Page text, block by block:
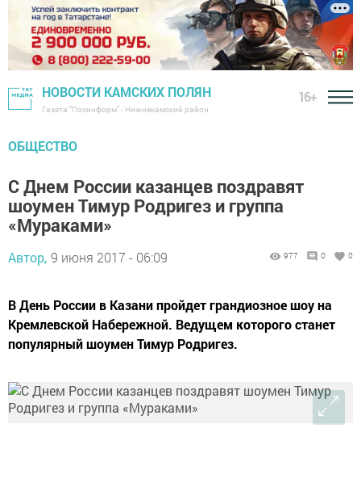
НОВОСТИ КАМСКИХ ПОЛЯН
Газета "Посинформ" - Нижнекамский район
16+
ОБЩЕСТВО
С Днем России казанцев поздравят
шоумен Тимур Родригез и группа
«Мураками»
Автор, 9 июня 2017 - 06:09 977 0 0
В День России в Казани пройдет грандиозное шоу на
Кремлевской Набережной. Ведущем которого станет
популярный шоумен Тимур Родригез.